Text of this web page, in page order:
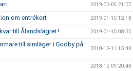
2019-02-05 21:07
om entrékort 2019-01-10 12:18
till Ålandslägret ! 2019-01-10 08:30
till simläger i Godby på
2018-12-11 15:48
2018-12-09 20:48